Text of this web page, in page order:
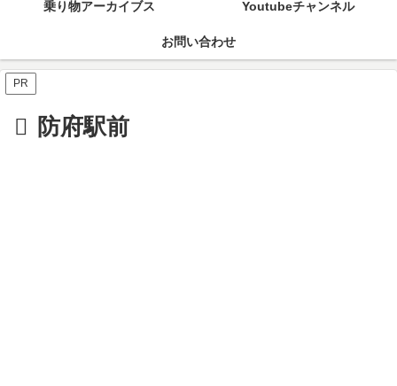
乗り物アーカイブス Youtubeチャンネル
お問い合わせ
PR
防府駅前